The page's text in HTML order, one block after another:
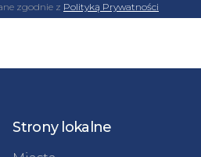
zgodnie z Polityką Prywatności
Strony lokalne